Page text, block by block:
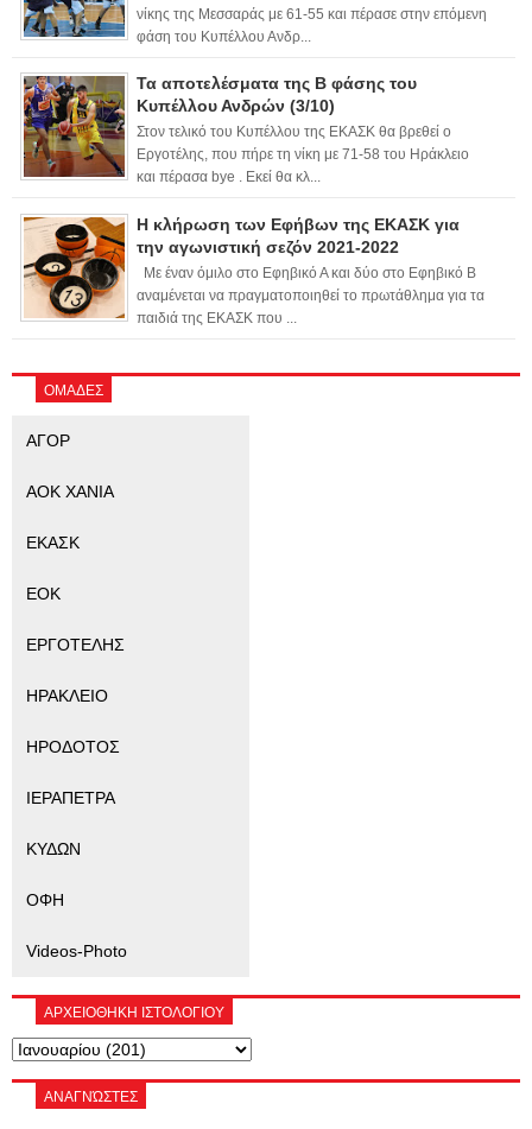
νίκης της Μεσσαράς με 61-55 και πέρασε στην επόμενη
φάση του Κυπέλλου Ανδρ...
Τα αποτελέσματα της Β φάσης του
Κυπέλλου Ανδρών (3/10)
Στον τελικό του Κυπέλλου της ΕΚΑΣΚ θα βρεθεί ο
Εργοτέλης, που πήρε τη νίκη με 71-58 του Ηράκλειο
και πέρασα bye . Εκεί θα κλ...
Η κλήρωση των Εφήβων της ΕΚΑΣΚ για
την αγωνιστική σεζόν 2021-2022
Με έναν όμιλο στο Εφηβικό Α και δύο στο Εφηβικό Β
αναμένεται να πραγματοποιηθεί το πρωτάθλημα για τα
παιδιά της ΕΚΑΣΚ που ...
ΟΜΑΔΕΣ
ΑΓΟΡ
ΑΟΚ ΧΑΝΙΑ
ΕΚΑΣΚ
ΕΟΚ
ΕΡΓΟΤΕΛΗΣ
ΗΡΑΚΛΕΙΟ
ΗΡΟΔΟΤΟΣ
ΙΕΡΑΠΕΤΡΑ
ΚΥΔΩΝ
ΟΦΗ
Videos-Photo
ΑΡΧΕΙΟΘΗΚΗ ΙΣΤΟΛΟΓΙΟΥ
ΑΝΑΓΝΏΣΤΕΣ